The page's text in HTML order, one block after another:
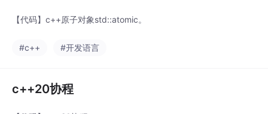
【代码】c++原子对象std::atomic。
#c++ #开发语言
c++20协程